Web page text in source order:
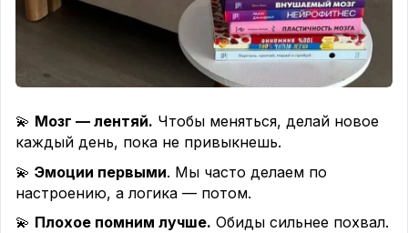
💫 Мозг — лентяй. Чтобы меняться, делай новое
каждый день, пока не привыкнешь.
💫 Эмоции первыми. Мы часто делаем по
настроению, а логика — потом.
💫 Плохое помним лучше. Обиды сильнее похвал.